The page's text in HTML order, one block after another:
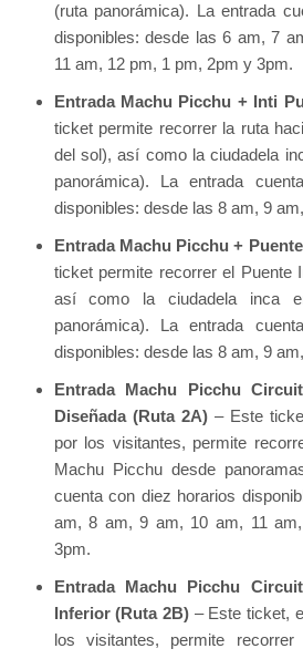
(ruta panorámica). La entrada
disponibles: desde las 6 am, 7
11 am, 12 pm, 1 pm, 2pm y 3pm.
Entrada Machu Picchu + Inti
ticket permite recorrer la ruta
del sol), así como la ciudadela
panorámica). La entrada
disponibles: desde las 8 am, 9
Entrada Machu Picchu +
ticket permite recorrer el Puente
así como la ciudadela inca
panorámica). La entrada
disponibles: desde las 8 am, 9
Entrada Machu Picchu
Diseñada (Ruta 2A)– Este
por los visitantes, permite
Machu Picchu desde
cuenta con diez horarios
am, 8 am, 9 am, 10 am, 11
3pm.
Entrada Machu Picchu
Inferior (Ruta 2B)– Este ticket,
los visitantes, permite